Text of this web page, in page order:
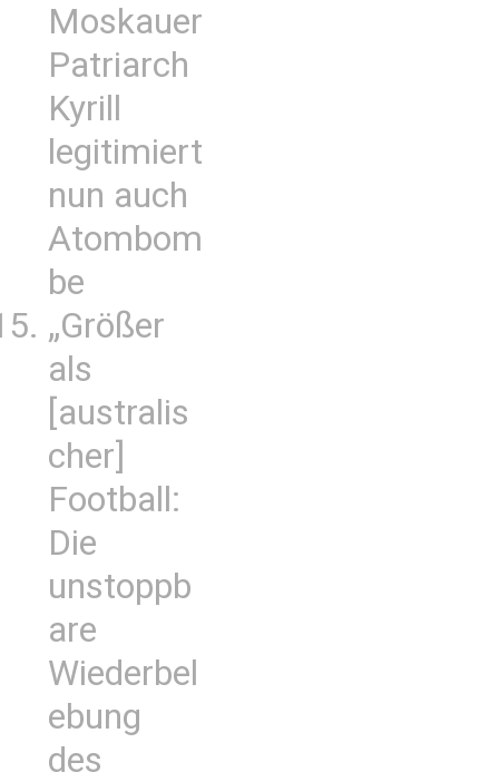
Moskauer
Patriarch
Kyrill
legitimiert
nun auch
Atombom
be
„Größer
als
[australis
cher]
Football:
Die
unstoppb
are
Wiederbel
ebung
des